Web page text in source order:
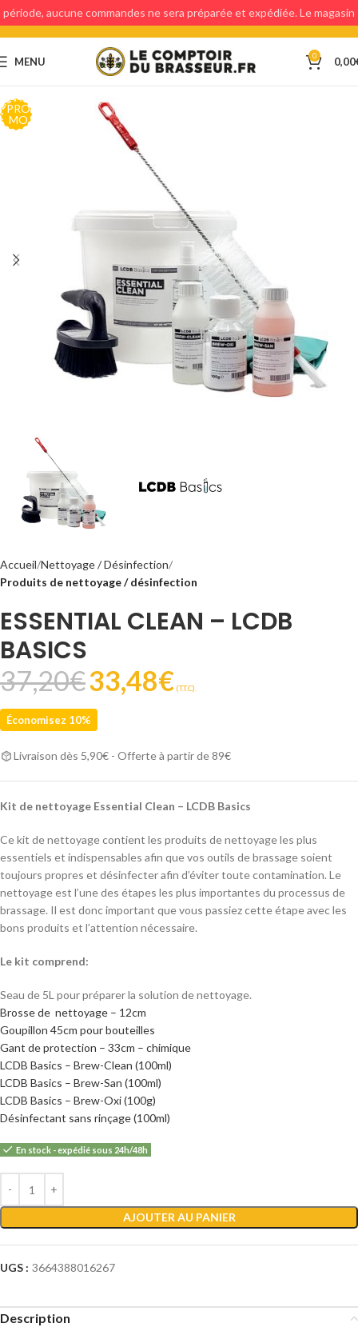
MENU 0 0,00
PRO
MO
Accueil Nettoyage / Désinfection
Produits de nettoyage / désinfection
ESSENTIAL CLEAN – LCDB
BASICS
37,20€33,48€ (T.T.C).
Économisez 10%
Livraison dès 5,90€ - Offerte à partir de 89€
Kit de nettoyage Essential Clean – LCDB Basics
Ce kit de nettoyage contient les produits de nettoyage les plus
essentiels et indispensables afin que vos outils de brassage soient
toujours propres et désinfecter afin d’éviter toute contamination. Le
nettoyage est l’une des étapes les plus importantes du processus de
brassage. Il est donc important que vous passiez cette étape avec les
bons produits et l’attention nécessaire.
Le kit comprend:
Seau de 5L pour préparer la solution de nettoyage.
Brosse de nettoyage – 12cm
Goupillon 45cm pour bouteilles
Gant de protection – 33cm – chimique
LCDB Basics – Brew-Clean (100ml)
LCDB Basics – Brew-San (100ml)
LCDB Basics – Brew-Oxi (100g)
Désinfectant sans rinçage (100ml)
En stock - expédié sous 24h/48h
AJOUTER AU PANIER
UGS : 3664388016267
Description
période, aucune commandes ne sera préparée et expédiée. Le magasin
étant fermé, aucun retraits en magasin ne sera possible.